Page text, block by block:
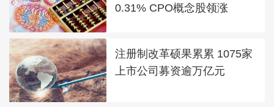
0.31% CPO概念股领涨
注册制改革硕果累累 1075家
上市公司募资逾万亿元